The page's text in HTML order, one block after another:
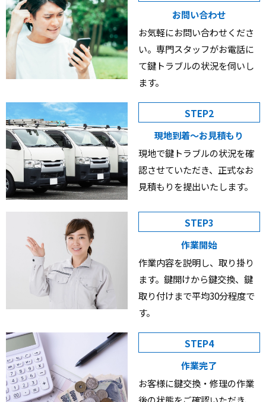
お問い合わせ
お気軽にお問い合わせくださ
い。専門スタッフがお電話に
て鍵トラブルの状況を伺いし
ます。
STEP2
現地到着〜お見積もり
現地で鍵トラブルの状況を確
認させていただき、正式なお
見積もりを提出いたします。
STEP3
作業開始
作業内容を説明し、取り掛り
ます。鍵開けから鍵交換、鍵
取り付けまで平均30分程度で
す。
STEP4
作業完了
お客様に鍵交換・修理の作業